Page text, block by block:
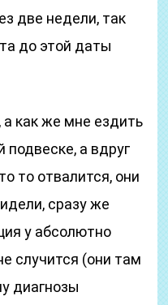
две недели, так
до этой даты
как же мне ездить
а вдруг
то отвалится, они
сразу же
у абсолютно
случится (они там
диагнозы